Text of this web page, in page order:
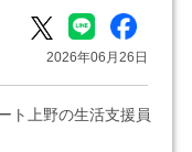
2026年06月26日
ト上野の生活支援員